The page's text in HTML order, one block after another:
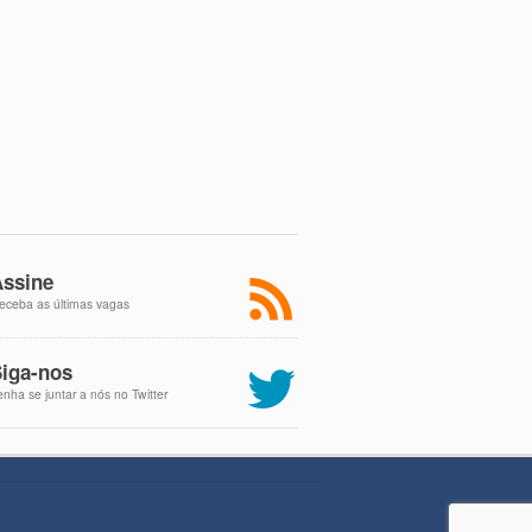
as últimas vagas
nos
se juntar a nós no Twitter